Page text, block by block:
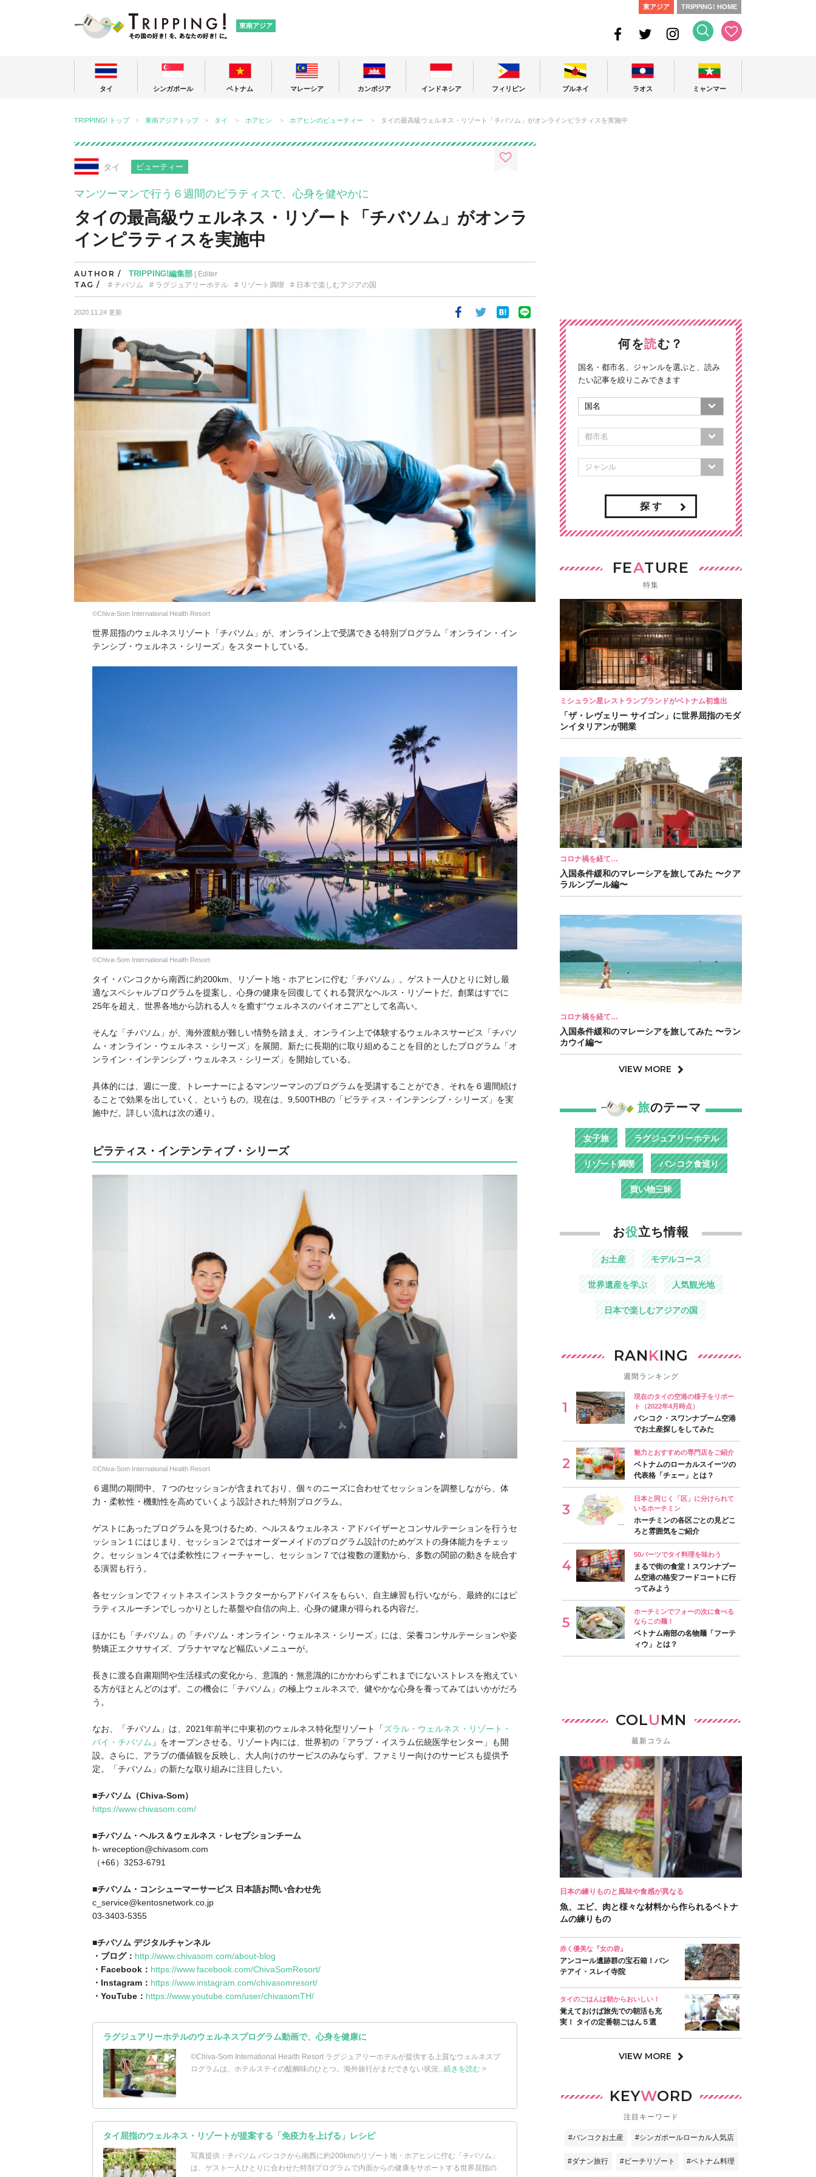
東南アジア
東アジア TRIPPING! HOME
タイ シンガポール ベトナム マレーシア カンボジア インドネシア フィリピン ブルネイ ラオス ミャンマー
TRIPPING! トップ 東南アジアトップ タイ ホアヒン ホアヒンのビューティー タイの最高級ウェルネス・リゾート「チバソム」がオンラインピラティスを実施中
タイ ビューティー
マンツーマンで行う６週間のピラティスで、心身を健やかに
タイの最高級ウェルネス・リゾート「チバソム」がオンラ
インピラティスを実施中
AUTHOR / TRIPPING!編集部 | Editer
TAG / チバソム ラグジュアリーホテル リゾート満喫 日本で楽しむアジアの国
2020.11.24 更新
©Chiva-Som International Health Resort
世界屈指のウェルネスリゾート「チバソム」が、オンライン上で受講できる特別プログラム「オンライン・イン
テンシブ・ウェルネス・シリーズ」をスタートしている。
©Chiva-Som International Health Resort
タイ・バンコクから南西に約200km、リゾート地・ホアヒンに佇む「チバソム」。ゲスト一人ひとりに対し最
適なスペシャルプログラムを提案し、心身の健康を回復してくれる贅沢なヘルス・リゾートだ。創業はすでに
25年を超え、世界各地から訪れる人々を癒す“ウェルネスのパイオニア”として名高い。
そんな「チバソム」が、海外渡航が難しい情勢を踏まえ、オンライン上で体験するウェルネスサービス「チバソ
ム・オンライン・ウェルネス・シリーズ」を展開。新たに長期的に取り組めることを目的としたプログラム「オ
ンライン・インテンシブ・ウェルネス・シリーズ」を開始している。
具体的には、週に一度、トレーナーによるマンツーマンのプログラムを受講することができ、それを６週間続け
ることで効果を出していく、というもの。現在は、9,500THBの「ピラティス・インテンシブ・シリーズ」を実
施中だ。詳しい流れは次の通り。
ピラティス・インテンティブ・シリーズ
©Chiva-Som International Health Resort
６週間の期間中、７つのセッションが含まれており、個々のニーズに合わせてセッションを調整しながら、体
力・柔軟性・機動性を高めていくよう設計された特別プログラム。
ゲストにあったプログラムを見つけるため、ヘルス＆ウェルネス・アドバイザーとコンサルテーションを行うセ
ッション１にはじまり、セッション２ではオーダーメイドのプログラム設計のためゲストの身体能力をチェッ
ク。セッション４では柔軟性にフィーチャーし、セッション７では複数の運動から、多数の関節の動きを統合す
る演習も行う。
各セッションでフィットネスインストラクターからアドバイスをもらい、自主練習も行いながら、最終的にはピ
ラティスルーチンでしっかりとした基盤や自信の向上、心身の健康が得られる内容だ。
ほかにも「チバソム」の「チバソム・オンライン・ウェルネス・シリーズ」には、栄養コンサルテーションや姿
勢矯正エクササイズ、プラナヤマなど幅広いメニューが。
長きに渡る自粛期間や生活様式の変化から、意識的・無意識的にかかわらずこれまでにないストレスを抱えてい
る方がほとんどのはず。この機会に「チバソム」の極上ウェルネスで、健やかな心身を養ってみてはいかがだろ
う。
なお、「チバソム」は、2021年前半に中東初のウェルネス特化型リゾート「 ズラル・ウェルネス・リゾート・
バイ・チバソム 」をオープンさせる。リゾート内には、世界初の「アラブ・イスラム伝統医学センター」も開
設。さらに、アラブの価値観を反映し、大人向けのサービスのみならず、ファミリー向けのサービスも提供予
定。「チバソム」の新たな取り組みに注目したい。
■チバソム（Chiva-Som）
https://www.chivasom.com/
■チバソム・ヘルス＆ウェルネス・レセプションチーム
h- wreception@chivasom.com
（+66）3253-6791
■チバソム・コンシューマーサービス 日本語お問い合わせ先
c_service@kentosnetwork.co.jp
03-3403-5355
■チバソム デジタルチャンネル
・ブログ： http://www.chivasom.com/about-blog
・Facebook： https://www.facebook.com/ChivaSomResort/
・Instagram： https://www.instagram.com/chivasomresort/
・YouTube： https://www.youtube.com/user/chivasomTH/
ラグジュアリーホテルのウェルネスプログラム動画で、心身を健康に
©Chiva-Som International Health Resort ラグジュアリーホテルが提供する上質なウェルネスプ
ログラムは、ホテルステイの醍醐味のひとつ。海外旅行がまだできない状況...続きを読む >
タイ屈指のウェルネス・リゾートが提案する「免疫力を上げる」レシピ
写真提供：チバソム バンコクから南西に約200kmのリゾート地・ホアヒンに佇む「チバソム」
は、ゲスト一人ひとりに合わせた特別プログラムで内面からの健康をサポートする世界屈指の
何を読む？
国名・都市名、ジャンルを選ぶと、読み
たい記事を絞りこみできます
探 す
FEATURE
特集
ミシュラン星レストランブランドがベトナム初進出
「ザ・レヴェリー サイゴン」に世界屈指のモダ
ンイタリアンが開業
コロナ禍を経て…
入国条件緩和のマレーシアを旅してみた 〜クア
ラルンプール編〜
コロナ禍を経て…
入国条件緩和のマレーシアを旅してみた 〜ラン
カウイ編〜
VIEW MORE
旅のテーマ
女子旅 ラグジュアリーホテル
リゾート満喫 バンコク食巡り
買い物三昧
お役立ち情報
お土産 モデルコース
世界遺産を学ぶ 人気観光地
日本で楽しむアジアの国
RANKING
週間ランキング
現在のタイの空港の様子をリポー
ト（2022年4月時点）
バンコク・スワンナプーム空港
でお土産探しをしてみた
魅力とおすすめの専門店をご紹介
ベトナムのローカルスイーツの
代表格「チェー」とは？
日本と同じく「区」に分けられて
いるホーチミン
ホーチミンの各区ごとの見どこ
ろと雰囲気をご紹介
50バーツでタイ料理を味わう
まるで街の食堂！スワンナプー
ム空港の格安フードコートに行
ってみよう
ホーチミンでフォーの次に食べる
ならこの麺！
ベトナム南部の名物麺「フーテ
ィウ」とは？
COLUMN
最新コラム
日本の練りものと風味や食感が異なる
魚、エビ、肉と様々な材料から作られるベトナ
ムの練りもの
赤く優美な『女の砦』
アンコール遺跡群の宝石箱！バン
テアイ・スレイ寺院
タイのごはんは朝からおいしい！
覚えておけば旅先での朝活も充
実！ タイの定番朝ごはん５選
VIEW MORE
KEYWORD
注目キーワード
#バンコクお土産 #シンガポールローカル人気店
#ダナン旅行 #ビーチリゾート #ベトナム料理